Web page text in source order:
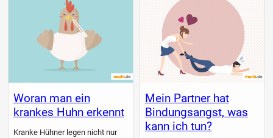
Woran man ein
krankes Huhn erkennt
Kranke Hühner legen nicht nur
Mein Partner hat
Bindungsangst, was
kann ich tun?